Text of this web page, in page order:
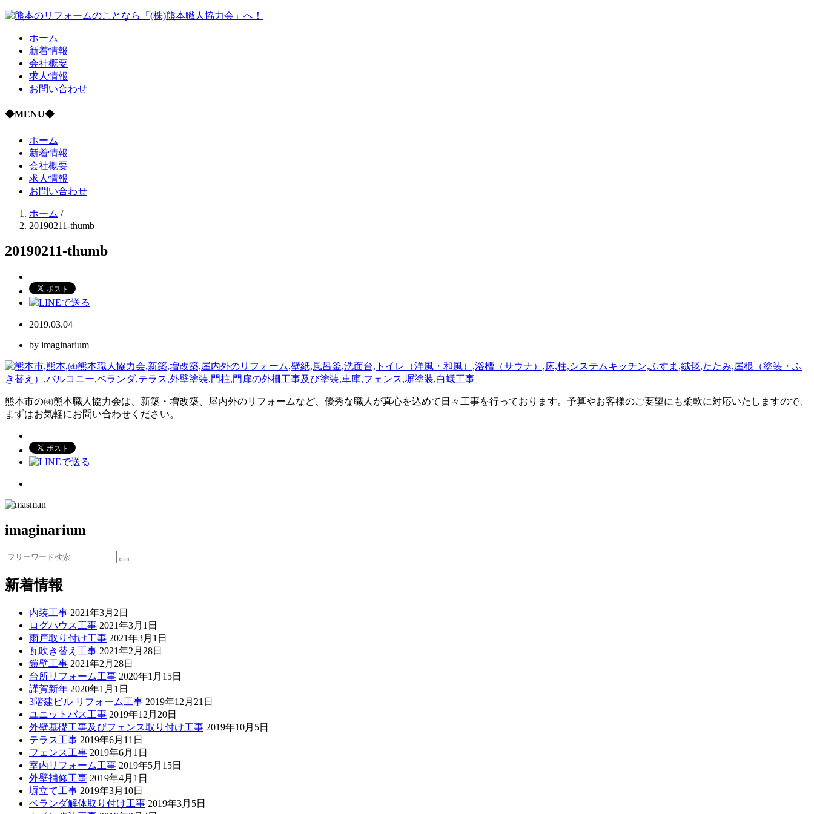
ホーム
新着情報
会社概要
求人情報
お問い合わせ
◆MENU◆
ホーム
新着情報
会社概要
求人情報
お問い合わせ
ホーム /
20190211-thumb
20190211-thumb
2019.03.04
by imaginarium
熊本市の㈱熊本職人協力会は、新築・増改築、屋内外のリフォームなど、優秀な職人が真心を込めて日々工事を行っております。予算やお客様のご要望にも柔軟に対応いたしますので、
まずはお気軽にお問い合わせください。
imaginarium
検
新着情報
内装工事 2021年3月2日
ログハウス工事 2021年3月1日
雨戸取り付け工事 2021年3月1日
瓦吹き替え工事 2021年2月28日
鎧壁工事 2021年2月28日
台所リフォーム工事 2020年1月15日
謹賀新年 2020年1月1日
3階建ビル リフォーム工事 2019年12月21日
ユニットバス工事 2019年12月20日
外壁基礎工事及びフェンス取り付け工事 2019年10月5日
テラス工事 2019年6月11日
フェンス工事 2019年6月1日
室内リフォーム工事 2019年5月15日
外壁補修工事 2019年4月1日
塀立て工事 2019年3月10日
ベランダ解体取り付け工事 2019年3月5日